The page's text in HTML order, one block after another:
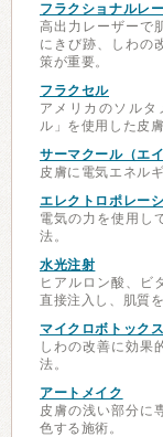
フラクショナルレ
高出力レーザーで
にきび跡、しわの
策が重要。
フラクセル
アメリカのソル
ル」を使用した皮膚
サーマクール（エ
皮膚に電気エネル
エレクトロポレー
電気の力を使用し
法。
水光注射
ヒアルロン酸、ビ
直接注入し、肌質
マイクロボトックス
しわの改善に効果
法。
アートメイク
皮膚の浅い部分に
色する施術。